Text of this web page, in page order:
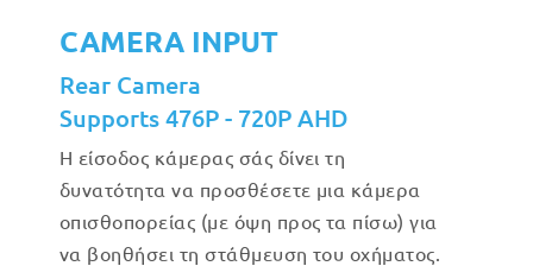
CAMERA INPUT
Rear Camera
Supports 476P - 720P AHD
Η είσοδος κάμερας σάς δίνει τη
δυνατότητα να προσθέσετε μια κάμερα
οπισθοπορείας (με όψη προς τα πίσω) για
να βοηθήσει τη στάθμευση του οχήματος.